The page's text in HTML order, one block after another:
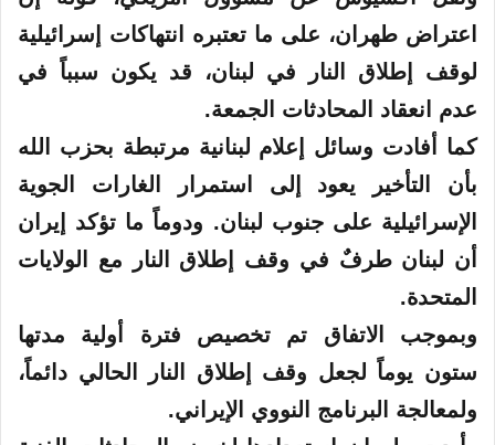
اعتراض طهران، على ما تعتبره انتهاكات إسرائيلية
لوقف إطلاق النار في لبنان، قد يكون سبباً في
عدم انعقاد المحادثات الجمعة.
كما أفادت وسائل إعلام لبنانية مرتبطة بحزب الله
بأن التأخير يعود إلى استمرار الغارات الجوية
الإسرائيلية على جنوب لبنان. ودوماً ما تؤكد إيران
أن لبنان طرفٌ في وقف إطلاق النار مع الولايات
المتحدة.
وبموجب الاتفاق تم تخصيص فترة أولية مدتها
ستون يوماً لجعل وقف إطلاق النار الحالي دائماً،
ولمعالجة البرنامج النووي الإيراني.